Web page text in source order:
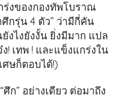
ร่งของกองทัพโบราณ
กรุ่น 4 ตัว” ว่ามีกี่คัน
งไงยังงั้น ยิ่งมีมาก แปล
! เทพ ! และแข็งแกร่งใน
ศษก็ตอบได้!)
ก” อย่างเดียว ต่อมาถึง